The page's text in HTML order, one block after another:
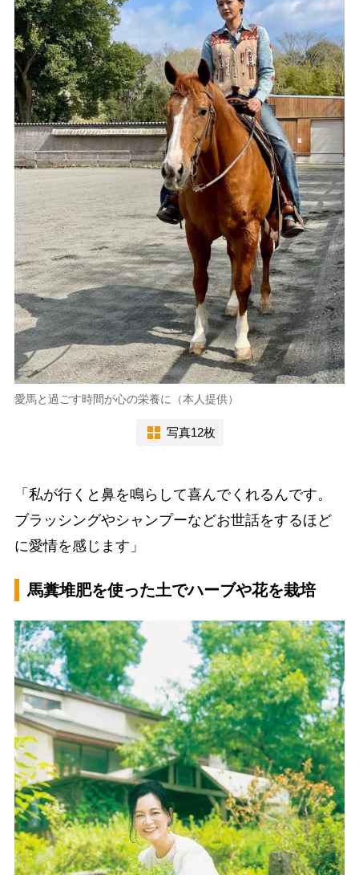
愛馬と過ごす時間が心の栄養に（本人提供）
写真12枚
「私が行くと鼻を鳴らして喜んでくれるんです。
ブラッシングやシャンプーなどお世話をするほど
に愛情を感じます」
馬糞堆肥を使った土でハーブや花を栽培